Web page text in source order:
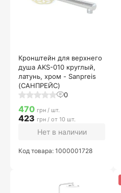
Кронштейн для верхнего
душа AKS-010 круглый,
латунь, хром - Sanpreis
(САНПРЕЙС)
0
470 грн / шт.
423 грн / от 10 шт.
Нет в наличии
Код товара: 1000001728